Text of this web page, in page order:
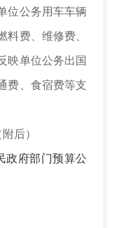
位公务用车车辆
费、维修费、
映单位公务出国
费、食宿费等支
后）
政府部门预算公